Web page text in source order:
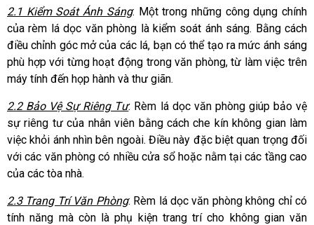
2.1 Kiểm Soát Ánh Sáng: Một trong những công dụng chính
của rèm lá dọc văn phòng là kiểm soát ánh sáng. Bằng cách
điều chỉnh góc mở của các lá, bạn có thể tạo ra mức ánh sáng
phù hợp với từng hoạt động trong văn phòng, từ làm việc trên
máy tính đến họp hành và thư giãn.
2.2 Bảo Vệ Sự Riêng Tư: Rèm lá dọc văn phòng giúp bảo vệ
sự riêng tư của nhân viên bằng cách che kín không gian làm
việc khỏi ánh nhìn bên ngoài. Điều này đặc biệt quan trọng đối
với các văn phòng có nhiều cửa sổ hoặc nằm tại các tầng cao
của các tòa nhà.
2.3 Trang Trí Văn Phòng: Rèm lá dọc văn phòng không chỉ có
tính năng mà còn là phụ kiện trang trí cho không gian văn